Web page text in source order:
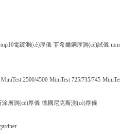
電鍍測(cè)厚儀 菲希爾銅厚測(cè)試儀
MiniTest 2500/4500 MiniTest 725/735/745
涂層測(cè)厚儀 德國尼克斯測(cè)厚儀